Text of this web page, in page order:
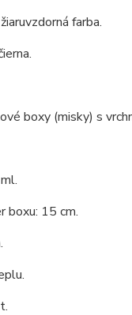
farba.
boxy (misky) s
boxu: 15 cm.